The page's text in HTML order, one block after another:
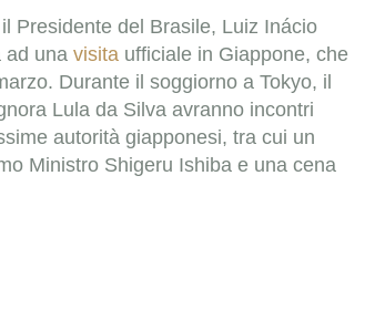
Presidente del Brasile, Luiz Inácio
ad una visita ufficiale in Giappone, che
Durante il soggiorno a Tokyo, il
Lula da Silva avranno incontri
autorità giapponesi, tra cui un
Ministro Shigeru Ishiba e una cena